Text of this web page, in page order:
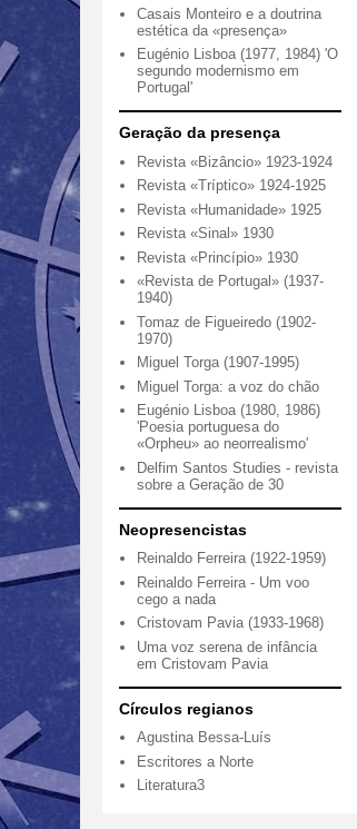
Casais Monteiro e a doutrina
estética da «presença»
Eugénio Lisboa (1977, 1984) 'O
segundo modernismo em
Portugal'
Geração da presença
Revista «Bizâncio» 1923-1924
Revista «Tríptico» 1924-1925
Revista «Humanidade» 1925
Revista «Sinal» 1930
Revista «Princípio» 1930
«Revista de Portugal» (1937-
1940)
Tomaz de Figueiredo (1902-
1970)
Miguel Torga (1907-1995)
Miguel Torga: a voz do chão
Eugénio Lisboa (1980, 1986)
'Poesia portuguesa do
«Orpheu» ao neorrealismo'
Delfim Santos Studies - revista
sobre a Geração de 30
Neopresencistas
Reinaldo Ferreira (1922-1959)
Reinaldo Ferreira - Um voo
cego a nada
Cristovam Pavia (1933-1968)
Uma voz serena de infância
em Cristovam Pavia
Círculos regianos
Agustina Bessa-Luís
Escritores a Norte
Literatura3